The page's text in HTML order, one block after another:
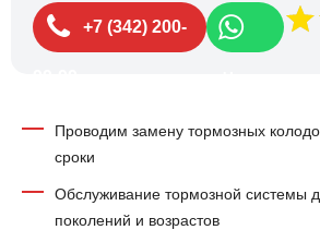
+7 (342) 200-
Проводим замену тормозных
сроки
Обслуживание тормозной системы
поколений и возрастов